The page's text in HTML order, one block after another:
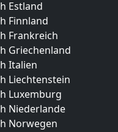
Estland
Finnland
Frankreich
Griechenland
Italien
Liechtenstein
Luxemburg
Niederlande
Norwegen